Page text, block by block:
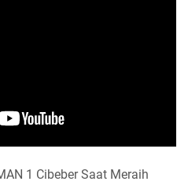
1 Cibeber Saat Meraih